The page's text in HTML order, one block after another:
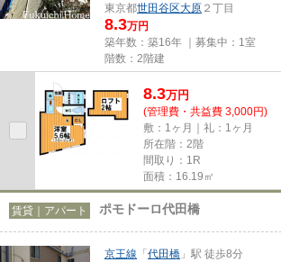
東京都世田谷区大原 ２丁目
8.3万円
築年数：築16年 ｜募集中： 1室
階数：2階建
8.3万円
(管理費・共益費 3,000円)
敷：1ヶ月｜礼：1ヶ月
所在階：2階
間取り：1R
面積：16.19㎡
賃貸｜アパート ポモドーロ代田橋
京王線 「代田橋 」駅 徒歩8分